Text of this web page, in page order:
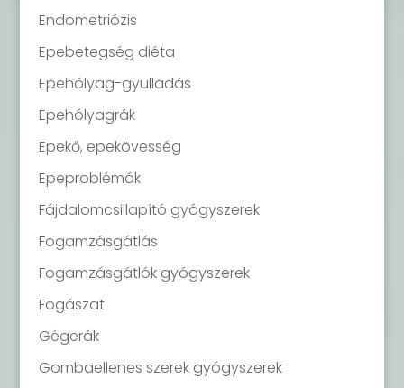
Endometriózis
Epebetegség diéta
Epehólyag-gyulladás
Epehólyagrák
Epekő, epekövesség
Epeproblémák
Fájdalomcsillapító gyógyszerek
Fogamzásgátlás
Fogamzásgátlók gyógyszerek
Fogászat
Gégerák
Gombaellenes szerek gyógyszerek